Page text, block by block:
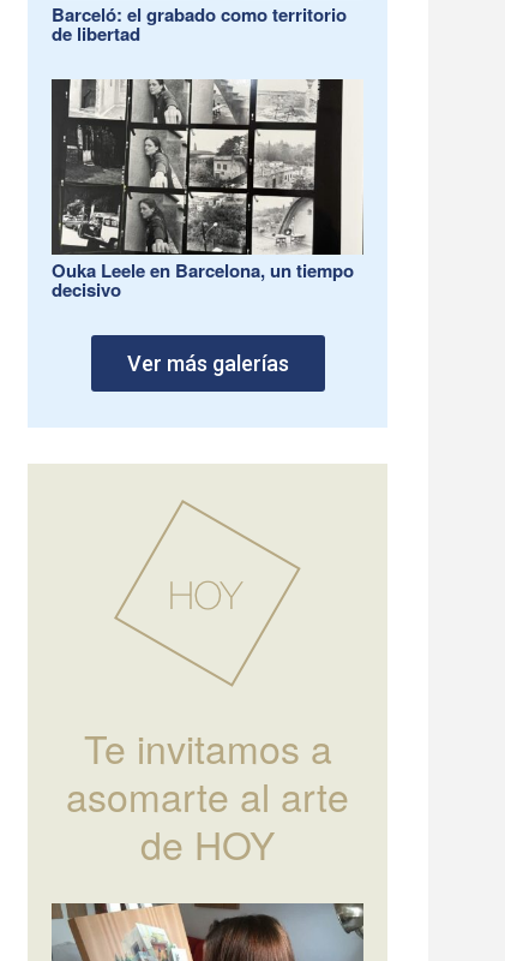
Barceló: el grabado como territorio
de libertad
Ouka Leele en Barcelona, un tiempo
decisivo
Ver más galerías
Te invitamos a
asomarte al arte
de HOY